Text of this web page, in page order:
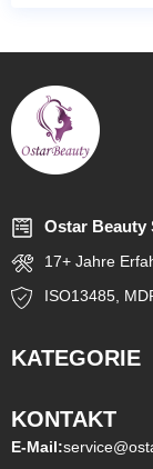
Ostar Beauty
17+ Jahre
ISO13485,
KATEGORIE
KONTAKT
E-Mail: